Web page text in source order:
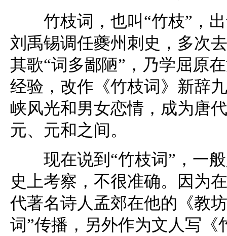
竹枝词，也叫“竹枝”，出
刘禹锡调任夔州刺史，多次
其歌“词多鄙陋”，乃学屈原
经验，改作《竹枝词》新辞
峡风光和男女恋情，成为唐
元、元和之间。
现在说到“竹枝词”，一般
史上考察，不很准确。因为
代著名诗人孟郊在他的《教
词”传播，另外作为文人写